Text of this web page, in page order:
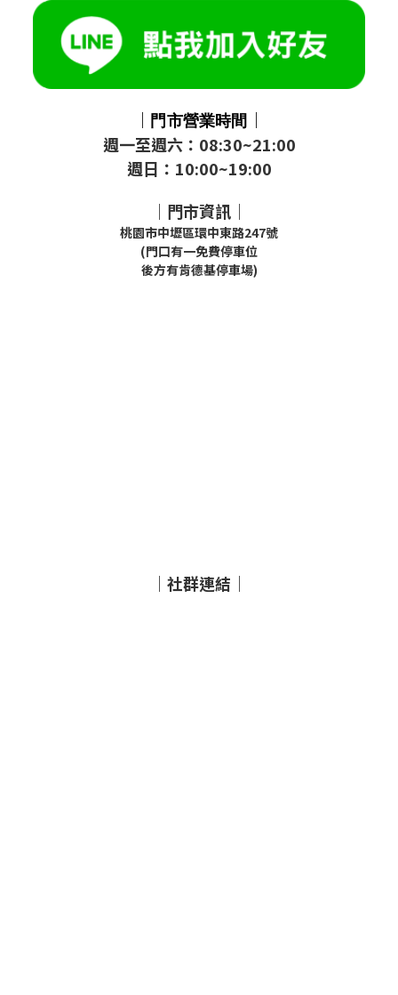
｜ 門市營業時間 ｜
週一至週六：08:30~21:00
週日：10:00~19:00
｜門市資訊｜
桃園市中壢區環中東路247號
(門口有一免費停車位
後方有肯德基停車場)
｜社群連結｜